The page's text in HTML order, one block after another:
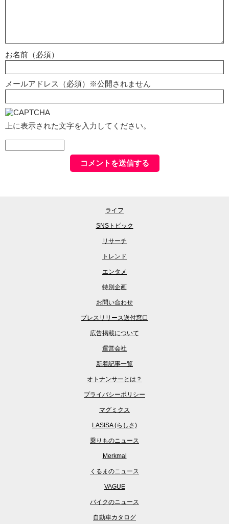
お名前（必須）
メールアドレス（必須）※公開されません
上に表示された文字を入力してください。
ライフ
SNSトピック
リサーチ
トレンド
エンタメ
特別企画
お問い合わせ
プレスリリース送付窓口
広告掲載について
運営会社
新着記事一覧
オトナンサーとは？
プライバシーポリシー
マグミクス
LASISA (らしさ)
乗りものニュース
Merkmal
くるまのニュース
VAGUE
バイクのニュース
自動車カタログ